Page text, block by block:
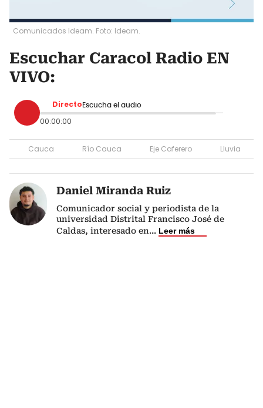
Comunicados Ideam. Foto: Ideam.
Escuchar Caracol Radio EN
VIVO:
Directo Escucha el audio
00:00:00
Cauca Río Cauca Eje Caferero Lluvia
Daniel Miranda Ruiz
Comunicador social y periodista de la
universidad Distrital Francisco José de
Caldas, interesado en... Leer más